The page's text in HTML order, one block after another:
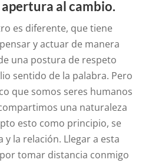
al cambio.
es diferente, que tiene
y actuar de manera
una postura de respeto
sentido de la palabra. Pero
que somos seres humanos
una naturaleza
esto como principio, se
y la relación. Llegar a esta
tomar distancia conmigo